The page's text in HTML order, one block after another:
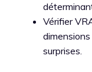
Vérifier
surprises.